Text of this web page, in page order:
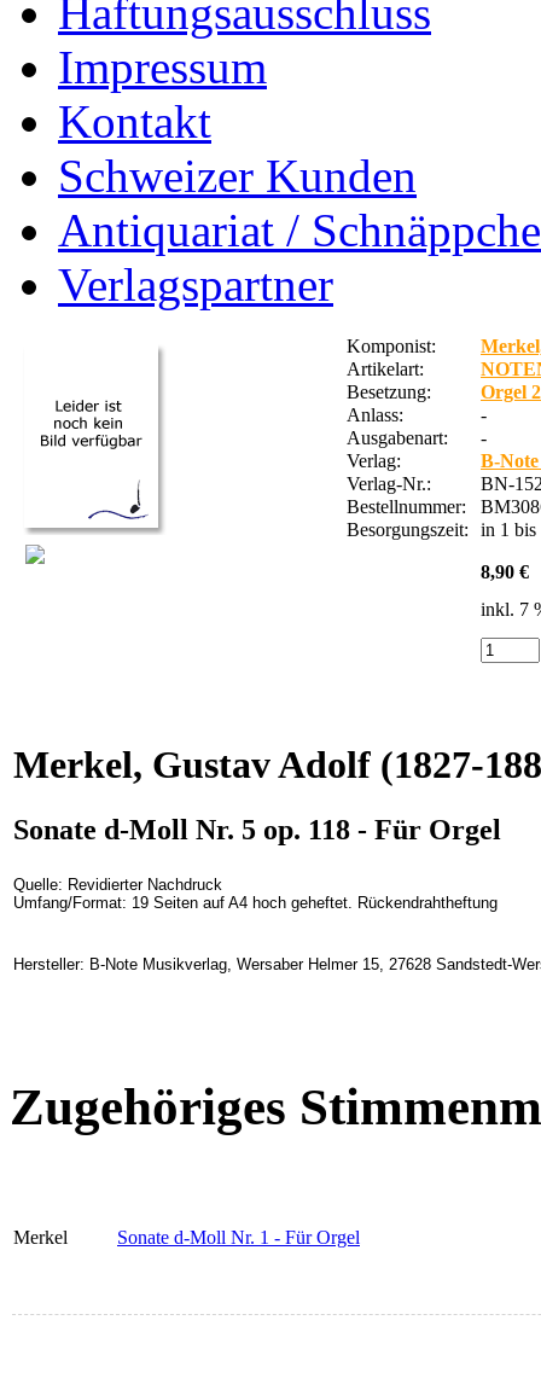
Haftungsausschluss
Impressum
Kontakt
Schweizer Kunden
Antiquariat /
Verlagspartner
Komponist:
Artikelart:
Besetzung:
Orgel
Anlass:
-
Ausgabenart:
-
Verlag:
B-
Verlag-Nr.:
BN-
Bestellnummer:
Besorgungszeit:
in 1
8,90 €
inkl. 7
Merkel, Gustav Adolf (1827-
Sonate d-Moll Nr. 5 op. 118 - Für Orgel
Quelle: Revidierter Nachdruck
Umfang/Format: 19 Seiten auf A4 hoch geheftet. Rückendrahtheftung
Hersteller: B-Note Musikverlag, Wersaber Helmer 15, 27628 Sandstedt-
Zugehöriges
Merkel Sonate d-Moll Nr. 1 - Für Orgel